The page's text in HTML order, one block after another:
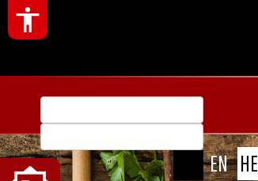
HE
EN